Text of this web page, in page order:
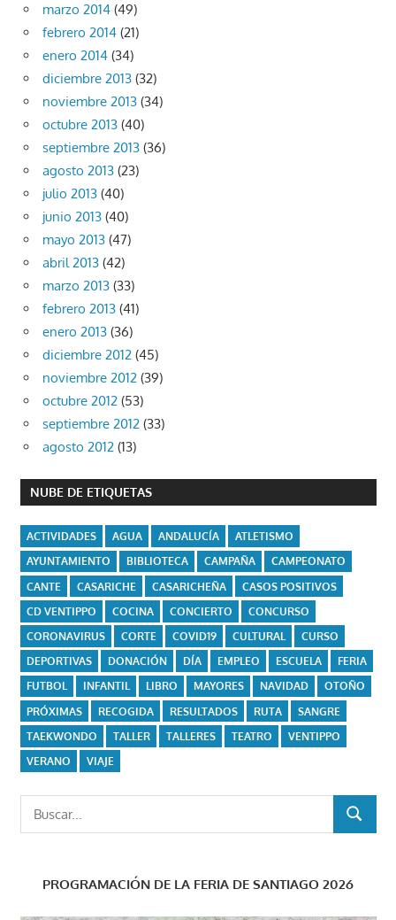
marzo 2014 (49)
febrero 2014 (21)
enero 2014 (34)
diciembre 2013 (32)
noviembre 2013 (34)
octubre 2013 (40)
septiembre 2013 (36)
agosto 2013 (23)
julio 2013 (40)
junio 2013 (40)
mayo 2013 (47)
abril 2013 (42)
marzo 2013 (33)
febrero 2013 (41)
enero 2013 (36)
diciembre 2012 (45)
noviembre 2012 (39)
octubre 2012 (53)
septiembre 2012 (33)
agosto 2012 (13)
NUBE DE ETIQUETAS
ACTIVIDADES AGUA ANDALUCÍA
ATLETISMO
AYUNTAMIENTO
BIBLIOTECA CAMPAÑA
CAMPEONATO
CANTE
CASARICHE CASARICHEÑA
CASOS POSITIVOS
CD VENTIPPO
COCINA CONCIERTO
CONCURSO
CORONAVIRUS
CORTE COVID19 CULTURAL
CURSO
DEPORTIVAS
DONACIÓN DÍA EMPLEO ESCUELA
FERIA
FUTBOL
INFANTIL LIBRO MAYORES NAVIDAD
OTOÑO
PRÓXIMAS
RECOGIDA RESULTADOS RUTA
SANGRE
TAEKWONDO
TALLER TALLERES TEATRO
VENTIPPO
VERANO
VIAJE
BUSCAR
PROGRAMACIÓN DE LA FERIA DE SANTIAGO 2026